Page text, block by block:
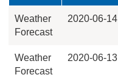
Weather
Forecast
2020-06-14
Weather
Forecast
2020-06-13